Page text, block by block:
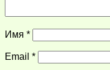
Имя *
Email *